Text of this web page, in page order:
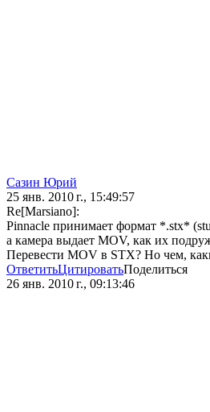
Сазин Юрий
25 янв. 2010 г., 15:49:57
Re[Marsiano]:
Pinnacle принимает формат *.stx*
а камера выдает MOV, как их
Перевести MOV в STX? Но чем,
ОтветитьЦитироватьПоделиться
26 янв. 2010 г., 09:13:46